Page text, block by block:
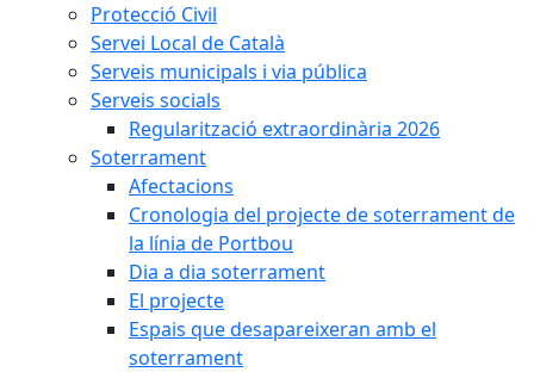
Protecció Civil
Servei Local de Català
Serveis municipals i via pública
Serveis socials
Regularització extraordinària 2026
Soterrament
Afectacions
Cronologia del projecte de soterrament de
la línia de Portbou
Dia a dia soterrament
El projecte
Espais que desapareixeran amb el
soterrament